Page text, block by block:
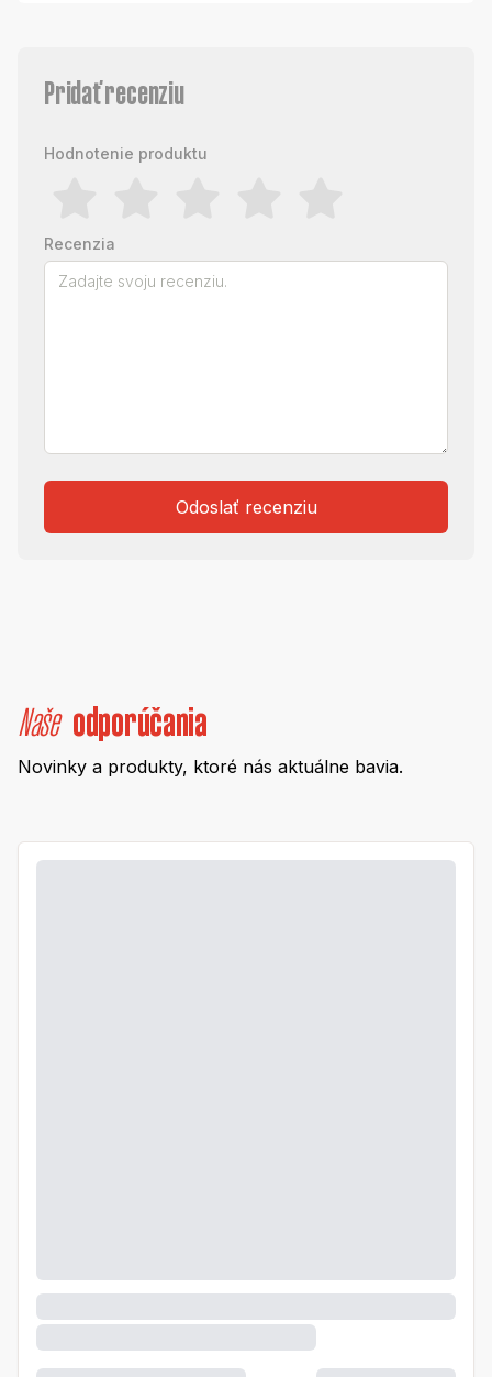
Pridať recenziu
Hodnotenie produktu
Recenzia
Odoslať recenziu
Naše odporúčania
Novinky a produkty, ktoré nás aktuálne bavia.